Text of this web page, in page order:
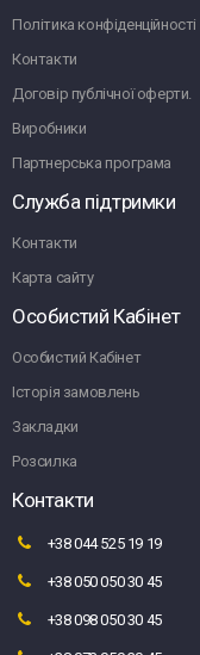
Політика конфіденційності
Контакти
Договір публічної оферти.
Виробники
Партнерська програма
Служба підтримки
Контакти
Карта сайту
Особистий Кабінет
Особистий Кабінет
Історія замовлень
Закладки
Розсилка
Контакти
+38 044 525 19 19
+38 050 050 30 45
+38 098 050 30 45